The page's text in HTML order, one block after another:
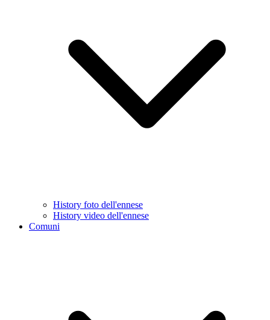
History foto dell'ennese
History video dell'ennese
Comuni